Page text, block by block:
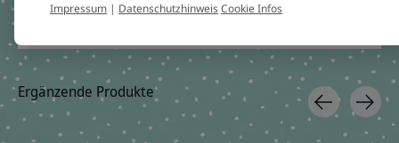
E-Mail:info@crepes-suzette.net
Tel.:+49 221 2616939
Ergänzende Produkte
Carousel items
Impressum | DatenschutzhinweisCookie Infos